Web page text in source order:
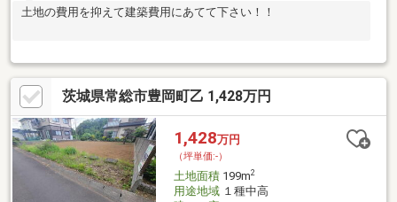
土地の費用を抑えて建築費用にあてて下さい！！
茨城県常総市豊岡町乙 1,428万円
1,428万円
（坪単価:-）
土地面積199m2
用途地域１種中高